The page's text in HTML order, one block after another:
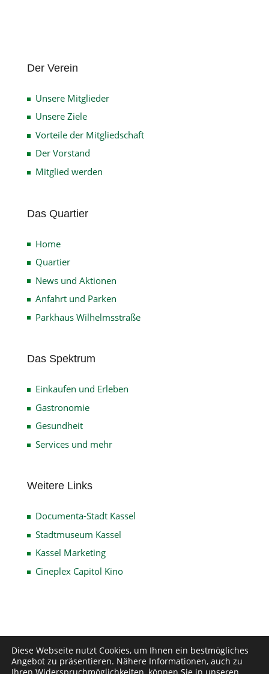
Der Verein
Unsere Mitglieder
Unsere Ziele
Vorteile der Mitgliedschaft
Der Vorstand
Mitglied werden
Das Quartier
Home
Quartier
News und Aktionen
Anfahrt und Parken
Parkhaus Wilhelmsstraße
Das Spektrum
Einkaufen und Erleben
Gastronomie
Gesundheit
Services und mehr
Weitere Links
Documenta-Stadt Kassel
Stadtmuseum Kassel
Kassel Marketing
Cineplex Capitol Kino
Impressum Datenschutz
Disclaimer
Kontakt
Diese Webseite nutzt Cookies, um Ihnen ein bestmögliches
Angebot zu präsentieren. Nähere Informationen, auch zu